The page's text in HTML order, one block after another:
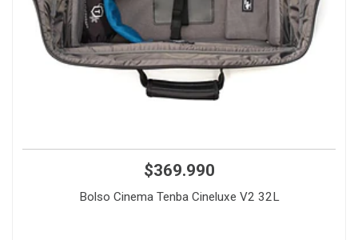
$369.990
Bolso Cinema Tenba Cineluxe V2 32L